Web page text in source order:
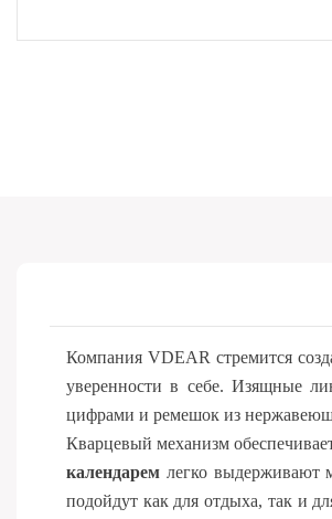
Компания VDEAR стремится
уверенности в себе. Изящные
цифрами и ремешок из
Кварцевый механизм
календарем легко выдерживают
подойдут как для отдыха, так и